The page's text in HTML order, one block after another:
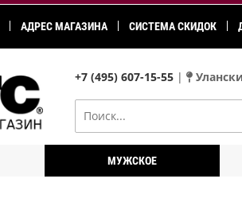
АДРЕС МАГАЗИНА СИСТЕМА СКИДОК
+7 (495) 607-15-55 |
МУЖСКОЕ